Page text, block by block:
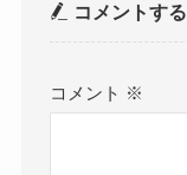
コメントする
コメント ※